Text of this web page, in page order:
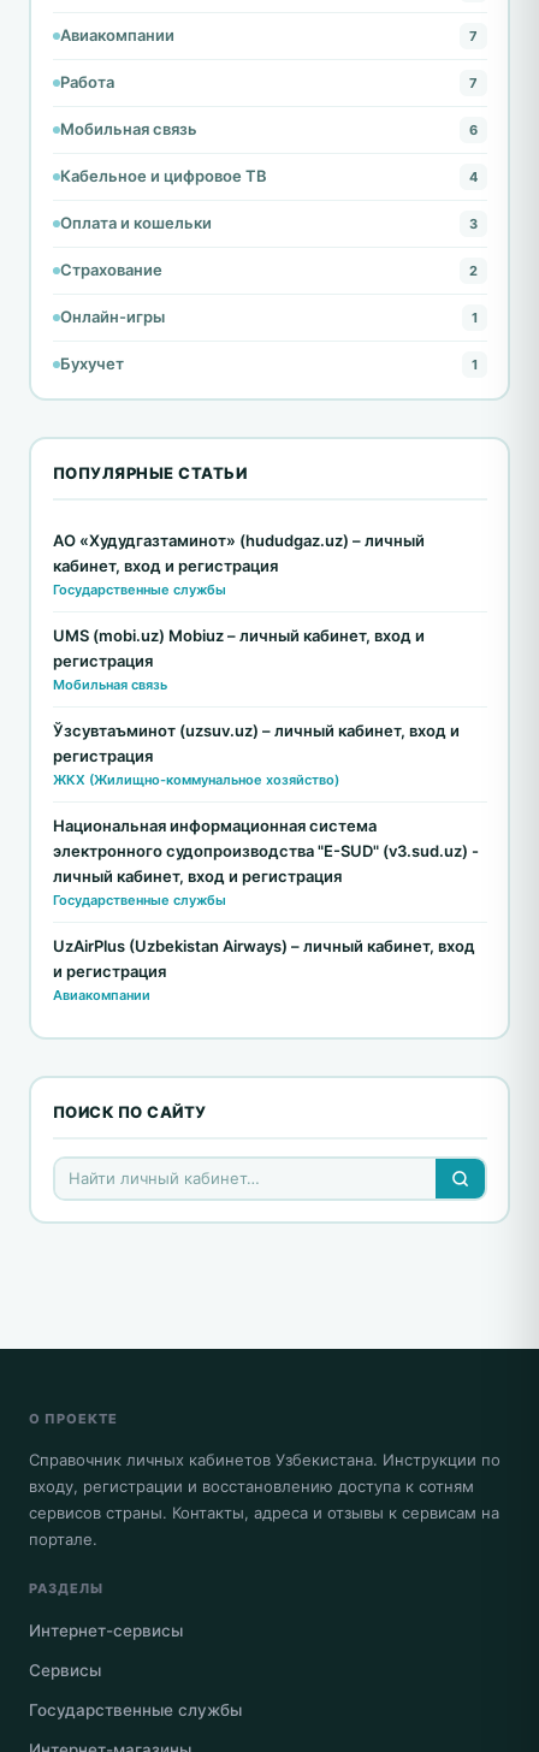
Авиакомпании 7
Работа 7
Мобильная связь 6
Кабельное и цифровое ТВ 4
Оплата и кошельки 3
Страхование 2
Онлайн-игры 1
Бухучет 1
ПОПУЛЯРНЫЕ СТАТЬИ
АО «Худудгазтаминот» (hududgaz.uz) – личный
кабинет, вход и регистрация
Государственные службы
UMS (mobi.uz) Mobiuz – личный кабинет, вход и
регистрация
Мобильная связь
Ўзсувтаъминот (uzsuv.uz) – личный кабинет, вход и
регистрация
ЖКХ (Жилищно-коммунальное хозяйство)
Национальная информационная система
электронного судопроизводства "E-SUD" (v3.sud.uz) -
личный кабинет, вход и регистрация
Государственные службы
UzAirPlus (Uzbekistan Airways) – личный кабинет, вход
и регистрация
Авиакомпании
ПОИСК ПО САЙТУ
О ПРОЕКТЕ
Справочник личных кабинетов Узбекистана. Инструкции по
входу, регистрации и восстановлению доступа к сотням
сервисов страны. Контакты, адреса и отзывы к сервисам на
портале.
РАЗДЕЛЫ
Интернет-сервисы
Сервисы
Государственные службы